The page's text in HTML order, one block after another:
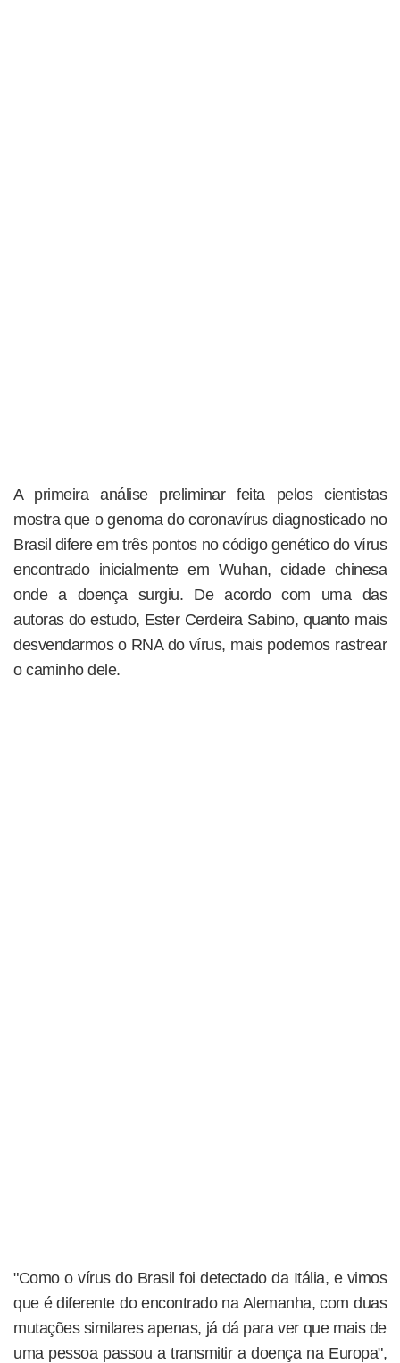
A primeira análise preliminar feita pelos cientistas
mostra que o genoma do coronavírus diagnosticado no
Brasil difere em três pontos no código genético do vírus
encontrado inicialmente em Wuhan, cidade chinesa
onde a doença surgiu. De acordo com uma das
autoras do estudo, Ester Cerdeira Sabino, quanto mais
desvendarmos o RNA do vírus, mais podemos rastrear
o caminho dele.
"Como o vírus do Brasil foi detectado da Itália, e vimos
que é diferente do encontrado na Alemanha, com duas
mutações similares apenas, já dá para ver que mais de
uma pessoa passou a transmitir a doença na Europa",